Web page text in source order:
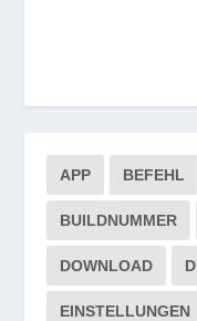
APP BEFEHL
BUILDNUMMER
DOWNLOAD
EINSTELLUNGEN